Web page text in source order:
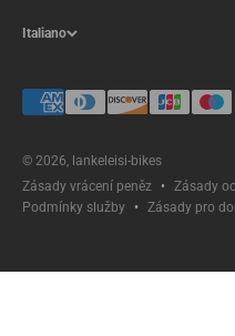
Italiano
© 2026, lankeleisi-bikes
Zásady vrácení peněz
Zásady
Podmínky služby
Zásady pro